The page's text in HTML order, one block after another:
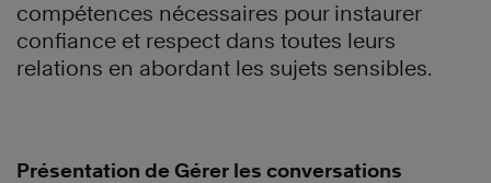
compétences nécessaires pour instaurer
confiance et respect dans toutes leurs
relations en abordant les sujets sensibles.
Présentation de Gérer les conversations